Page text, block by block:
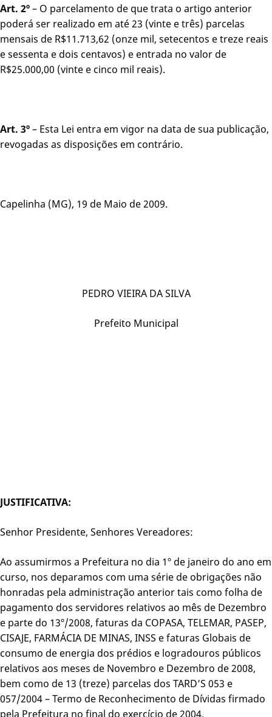
Art. 2º– O parcelamento de que trata o artigo anterior
poderá ser realizado em até 23 (vinte e três) parcelas
mensais de R$11.713,62 (onze mil, setecentos e treze reais
e sessenta e dois centavos) e entrada no valor de
R$25.000,00 (vinte e cinco mil reais).
Art. 3º– Esta Lei entra em vigor na data de sua publicação,
revogadas as disposições em contrário.
Capelinha (MG), 19 de Maio de 2009.
PEDRO VIEIRA DA SILVA
Prefeito Municipal
JUSTIFICATIVA:
Senhor Presidente, Senhores Vereadores:
Ao assumirmos a Prefeitura no dia 1º de janeiro do ano em
curso, nos deparamos com uma série de obrigações não
honradas pela administração anterior tais como folha de
pagamento dos servidores relativos ao mês de Dezembro
e parte do 13º/2008, faturas da COPASA, TELEMAR, PASEP,
CISAJE, FARMÁCIA DE MINAS, INSS e faturas Globais de
consumo de energia dos prédios e logradouros públicos
relativos aos meses de Novembro e Dezembro de 2008,
bem como de 13 (treze) parcelas dos TARD’S 053 e
057/2004 – Termo de Reconhecimento de Dívidas firmado
pela Prefeitura no final do exercício de 2004.